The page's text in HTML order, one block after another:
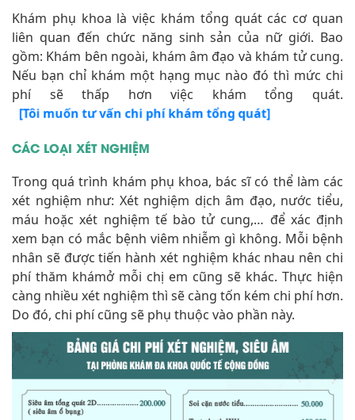
Khám phụ khoa là việc khám tổng quát các cơ quan
liên quan đến chức năng sinh sản của nữ giới. Bao
gồm: Khám bên ngoài, khám âm đạo và khám tử cung.
Nếu bạn chỉ khám một hạng mục nào đó thì mức chi
phí sẽ thấp hơn việc khám tổng quát.
[Tôi muốn tư vấn chi phí khám tổng quát]
CÁC LOẠI XÉT NGHIỆM
Trong quá trình khám phụ khoa, bác sĩ có thể làm các
xét nghiệm như: Xét nghiệm dịch âm đạo, nước tiểu,
máu hoặc xét nghiệm tế bào tử cung,… để xác định
xem bạn có mắc bệnh viêm nhiễm gì không. Mỗi bệnh
nhân sẽ được tiến hành xét nghiệm khác nhau nên chi
phí thăm khámở mỗi chị em cũng sẽ khác. Thực hiện
càng nhiều xét nghiệm thì sẽ càng tốn kém chi phí hơn.
Do đó, chi phí cũng sẽ phụ thuộc vào phần này.